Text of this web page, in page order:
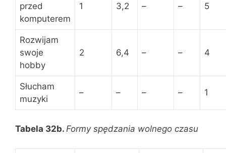
przed
komputerem
1 3,2 – – 5
Rozwijam
swoje
hobby
2 6,4 – – 4
Słucham
muzyki
– – – – 1
Tabela 32b. Formy spędzania wolnego czasu